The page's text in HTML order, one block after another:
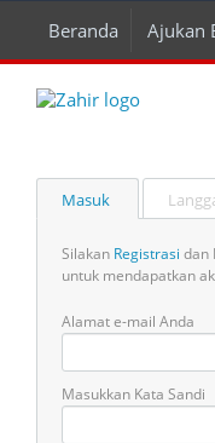
Beranda Ajukan
Masuk
Silakan Registrasi dan
untuk mendapatkan
Alamat e-mail Anda
Masukkan Kata Sandi